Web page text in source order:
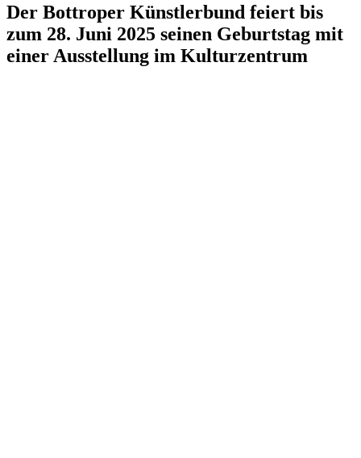
Der Bottroper Künstlerbund feiert bis
zum 28. Juni 2025 seinen Geburtstag mit
einer Ausstellung im Kulturzentrum